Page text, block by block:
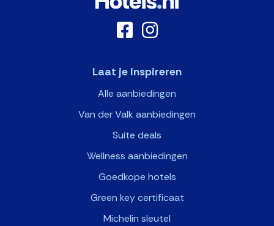
Laat je inspireren
Alle aanbiedingen
Van der Valk aanbiedingen
Suite deals
Wellness aanbiedingen
Goedkope hotels
Green key certificaat
Michelin sleutel